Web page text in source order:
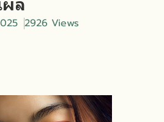
2926 Views